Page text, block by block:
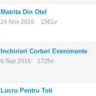
Matrita Din Otel
24 Nov 2016 1561v
Inchirieri Corturi Evenimente
6 Sep 2016 1725v
Lucru Pentru Toti